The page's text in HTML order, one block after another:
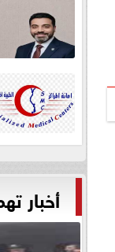
أخبار